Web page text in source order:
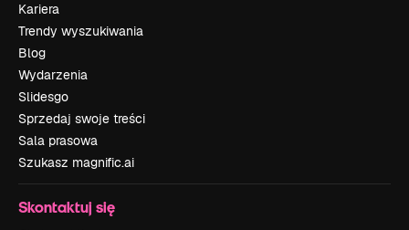
Kariera
Trendy wyszukiwania
Blog
Wydarzenia
Slidesgo
Sprzedaj swoje treści
Sala prasowa
Szukasz magnific.ai
Skontaktuj się